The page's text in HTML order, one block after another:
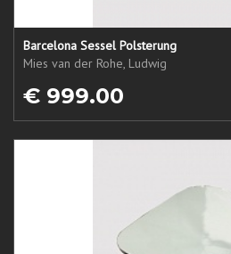
Barcelona Sessel Polsterung
Mies van der Rohe, Ludwig
€ 999.00